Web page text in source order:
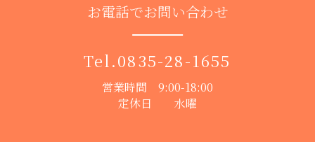
お電話でお問い合わせ
Tel.0835-28-1655
営業時間 9:00-18:00
定休日 水曜